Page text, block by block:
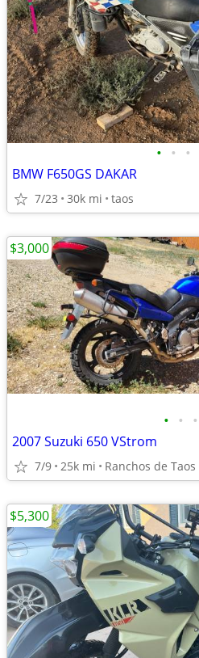
• • •
BMW F650GS DAKAR
7/23 30k mi taos
• • •
2007 Suzuki 650 VStrom
7/9 25k mi Ranchos de Taos
$3,000
$5,300